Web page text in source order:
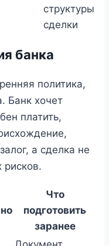
структуры
сделки
банка
политика,
Банк хочет
платить,
а сделка не
рисков.
Что
подготовить
заранее